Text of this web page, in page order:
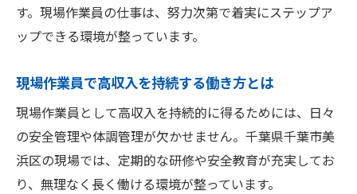
す。現場作業員の仕事は、努力次第で着実にステップア
ップできる環境が整っています。
現場作業員で高収入を持続する働き方とは
現場作業員として高収入を持続的に得るためには、日々
の安全管理や体調管理が欠かせません。千葉県千葉市美
浜区の現場では、定期的な研修や安全教育が充実してお
り、無理なく長く働ける環境が整っています。